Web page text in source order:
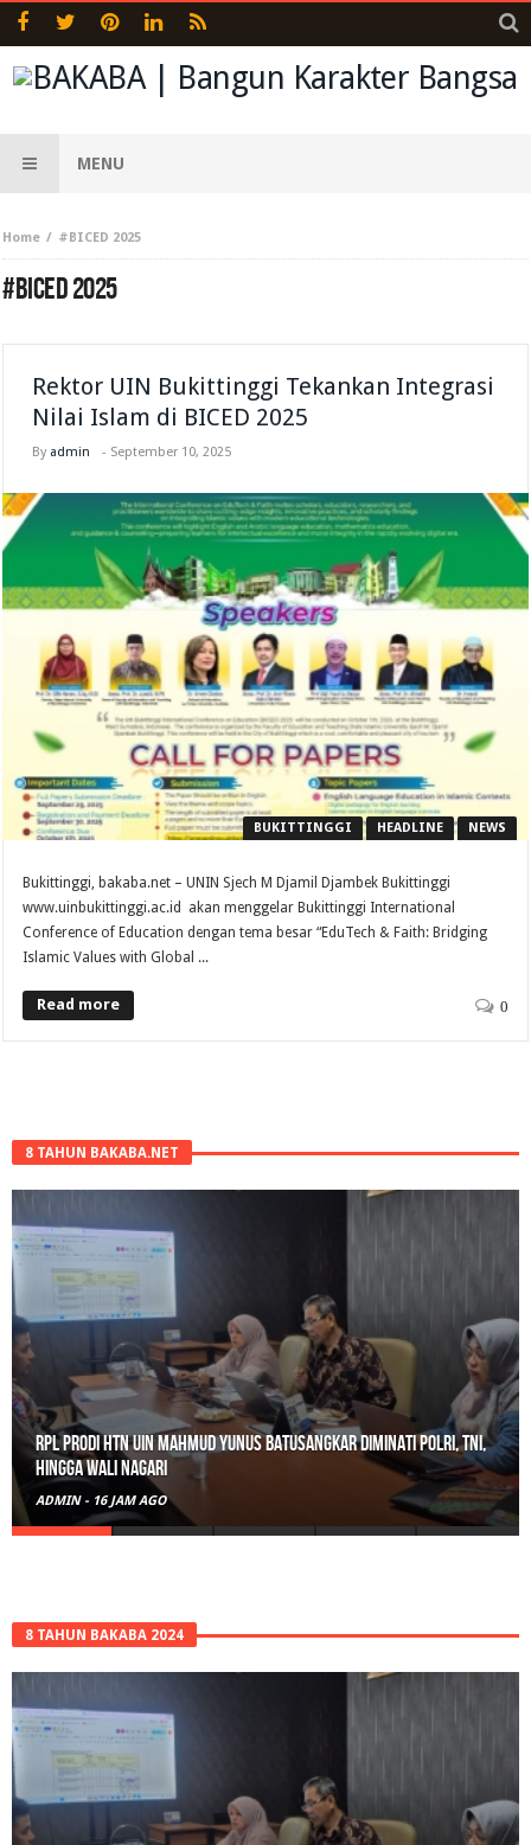
MENU
Home #BICED 2025
#BICED 2025
Rektor UIN Bukittinggi Tekankan Integrasi
Nilai Islam di BICED 2025
By admin - September 10, 2025
BUKITTINGGI HEADLINE NEWS
Bukittinggi, bakaba.net – UNIN Sjech M Djamil Djambek Bukittinggi
www.uinbukittinggi.ac.id akan menggelar Bukittinggi International
Conference of Education dengan tema besar “EduTech & Faith: Bridging
Islamic Values with Global ...
Read more 0
8 TAHUN BAKABA.NET
RPL Prodi HTN UIN Mahmud Yunus Batusangkar Diminati Polri, TNI,
hingga Wali Nagari
ADMIN - 16 JAM AGO
8 TAHUN BAKABA 2024